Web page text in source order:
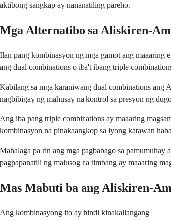
aktibong sangkap ay nananatiling pareho.
Mga Alternatibo sa Aliskiren-
Ilan pang kombinasyon ng mga gamot ang maaaring
ang dual combinations o iba't ibang triple
Kabilang sa mga karaniwang dual combinations ang
nagbibigay ng mahusay na kontrol sa presyon ng
Ang iba pang triple combinations ay maaaring
kombinasyon na pinakaangkop sa iyong katawan
Mahalaga pa rin ang mga pagbabago sa
pagpapanatili ng malusog na timbang ay maaaring
Mas Mabuti ba ang Aliskiren-
Ang kombinasyong ito ay hindi kinakailangang